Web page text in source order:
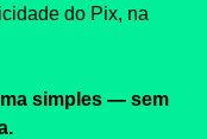
do Pix, na
simples — sem